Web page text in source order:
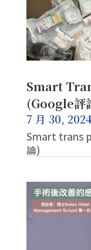
Smart
(Google評
7 月 30,
Smart trans
論)